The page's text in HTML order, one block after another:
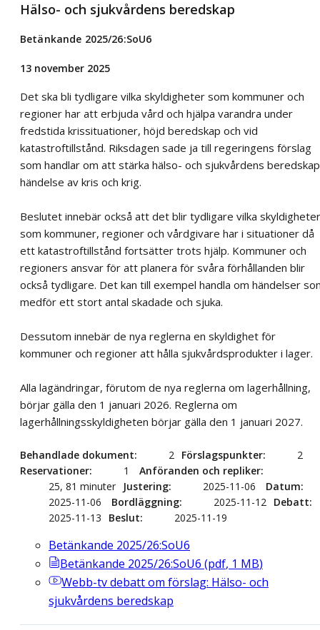
Hälso- och sjukvårdens beredskap
Betänkande 2025/26:SoU6
13 november 2025
Det ska bli tydligare vilka skyldigheter som kommuner och
regioner har att erbjuda vård och hjälpa varandra under
fredstida krissituationer, höjd beredskap och vid
katastroftillstånd. Riksdagen sade ja till regeringens förslag
som handlar om att stärka hälso- och sjukvårdens
händelse av kris och krig.
Beslutet innebär också att det blir tydligare vilka skyldigheter
som kommuner, regioner och vårdgivare har i situationer då
ett katastroftillstånd fortsätter trots hjälp. Kommuner och
regioners ansvar för att planera för svåra förhållanden blir
också tydligare. Det kan till exempel handla om händelser
medför ett stort antal skadade och sjuka.
Dessutom innebär de nya reglerna en skyldighet för
kommuner och regioner att hålla sjukvårdsprodukter i lager.
Alla lagändringar, förutom de nya reglerna om lagerhållning,
börjar gälla den 1 januari 2026. Reglerna om
lagerhållningsskyldigheten börjar gälla den 1 januari 2027.
Behandlade dokument 2 Förslagspunkter
2
Reservationer
1
Anföranden och repliker
25, 81 minuter
Justering 2025-11-06
Datum
2025-11-06
Bordläggning 2025-11-12 Debatt
2025-11-13
Beslut 2025-11-19
Betänkande 2025/26:SoU6
Betänkande 2025/26:SoU6 (pdf, 1 MB)
Webb-tvdebatt om förslag: Hälso- och
sjukvårdens beredskap